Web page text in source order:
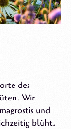
des
Wir
und
blüht.